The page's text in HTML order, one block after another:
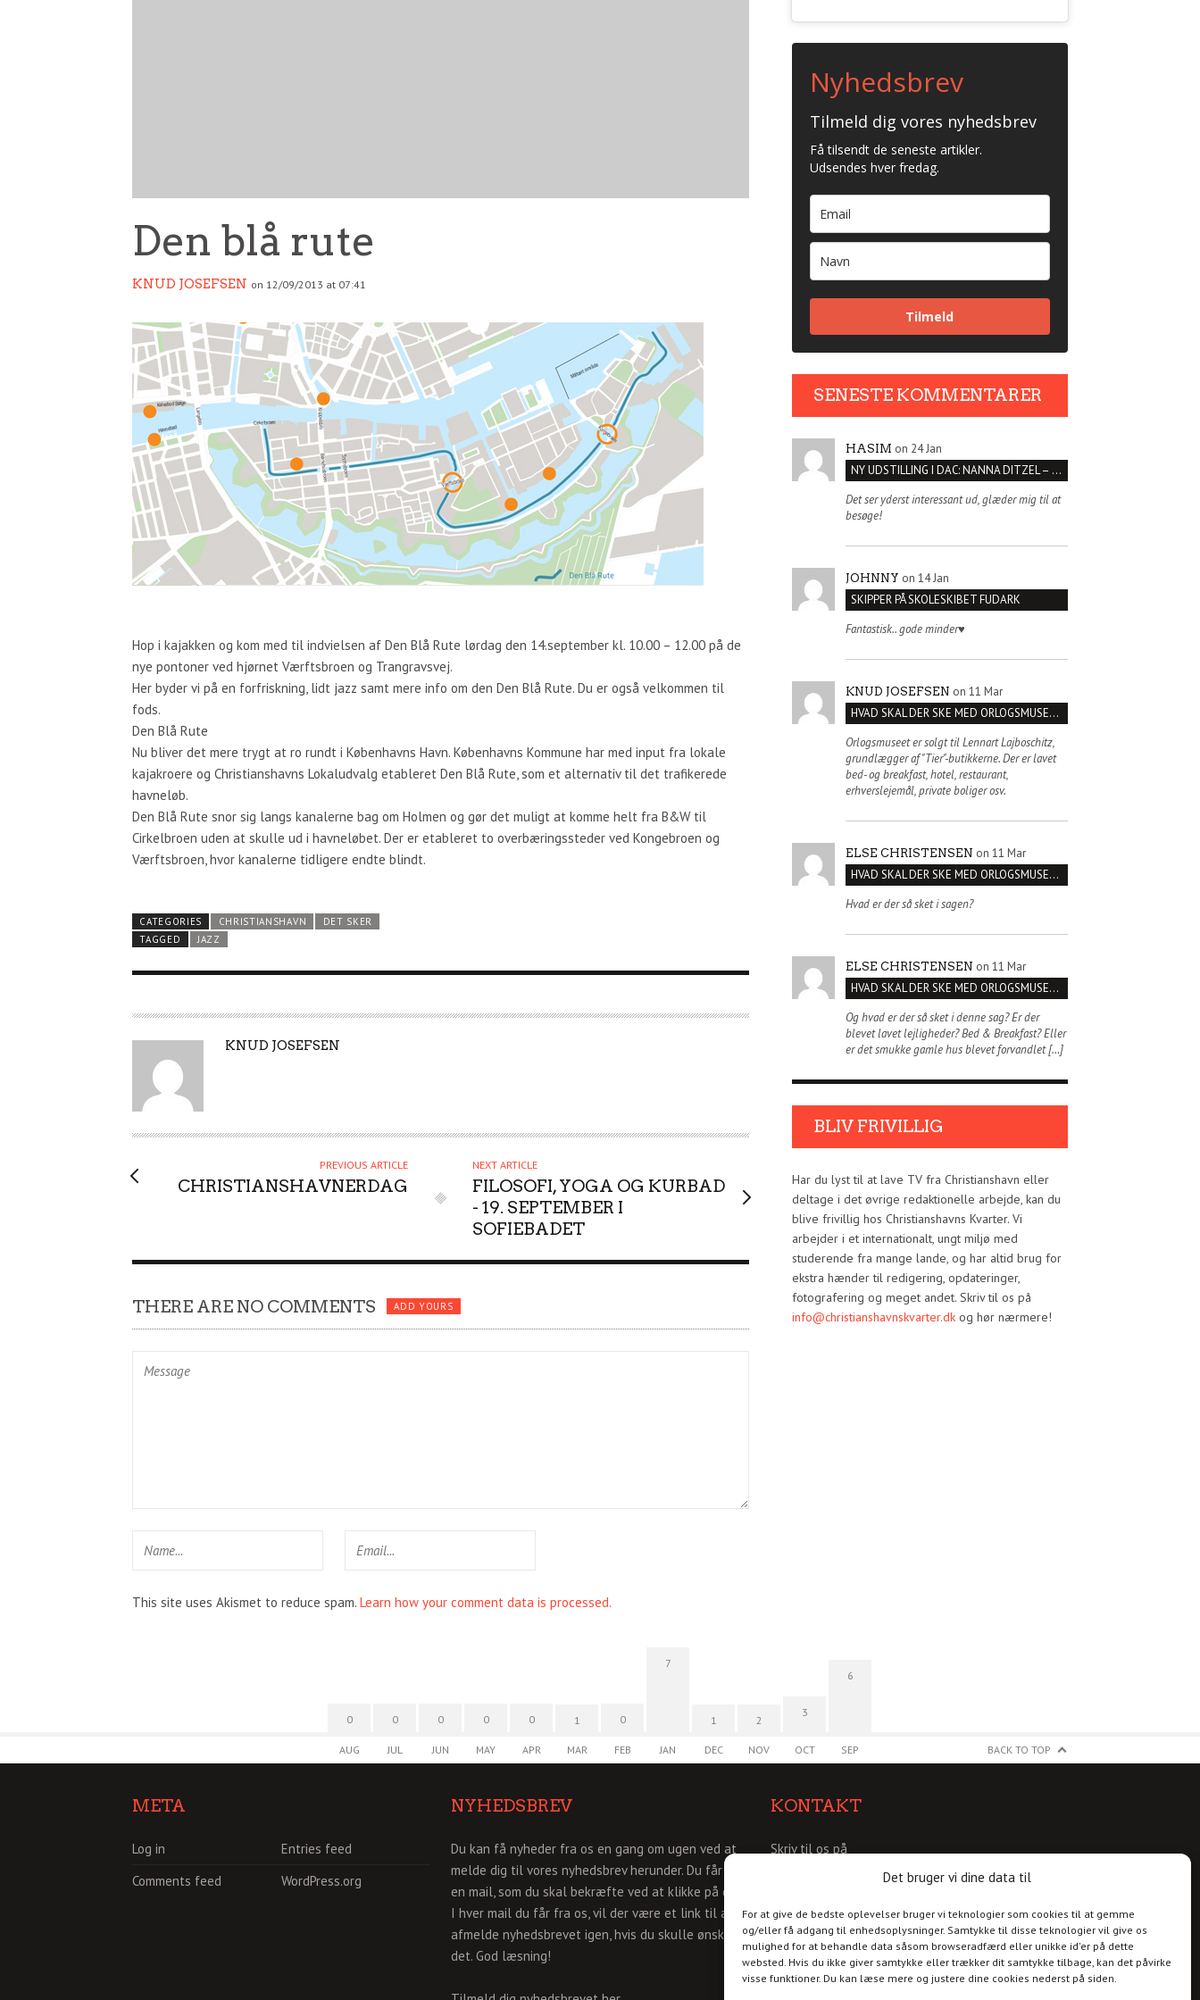
Det bruger vi dine data til
For at give de bedste oplevelser bruger vi teknologier som cookies til at gemme
og/eller få adgang til enhedsoplysninger. Samtykke til disse teknologier vil give os
mulighed for at behandle data såsom browseradfærd eller unikke id'er på dette
websted. Hvis du ikke giver samtykke eller trækker dit samtykke tilbage, kan det påvirke
visse funktioner. Du kan læse mere og justere dine cookies nederst på siden.
Den blå rute
KNUD JOSEFSEN on 12/09/2013 at 07:41
Hop i kajakken og kom med til indvielsen af Den Blå Rute lørdag den 14.september kl. 10.00 – 12.00 på de
nye pontoner ved hjørnet Værftsbroen og Trangravsvej.
Her byder vi på en forfriskning, lidt jazz samt mere info om den Den Blå Rute. Du er også velkommen til
fods.
Den Blå Rute
Nu bliver det mere trygt at ro rundt i Københavns Havn. Københavns Kommune har med input fra lokale
kajakroere og Christianshavns Lokaludvalg etableret Den Blå Rute, som et alternativ­ til det trafikerede
havneløb.
Den Blå Rute snor sig langs kanalerne bag om Holmen og gør det muligt at komme helt fra B&W til
Cirkelbroen uden at skulle ud i havneløbet. Der er etableret to overbæringssteder ved Kongebroen og
Værftsbroen, hvor kanalerne tidligere endte blindt.
CATEGORIES CHRISTIANSHAVN
DET SKER
TAGGED
JAZZ
A
O
KNUD JOSEFSEN
PREVIOUS ARTICLE
CHRISTIANSHAVNERDAG
NEXT ARTICLE
FILOSOFI, YOGA OG KURBAD
- 19. SEPTEMBER I
SOFIEBADET
THERE ARE NO COMMENTS ADD YOURS
This site uses Akismet to reduce spam. Learn how your comment data is processed.
Nyhedsbrev
Tilmeld dig vores nyhedsbrev
Få tilsendt de seneste artikler.
Udsendes hver fredag.
Tilmeld
SENESTE KOMMENTARER
HASIM on 24 Jan
NY UDSTILLING I DAC: NANNA DITZEL – SÆT KROPPEN FRI
Det ser yderst interessant ud, glæder mig til at
besøge!
JOHNNY on 14 Jan
SKIPPER PÅ SKOLESKIBET FUDARK
Fantastisk.. gode minder♥️
KNUD JOSEFSEN on 11 Mar
HVAD SKAL DER SKE MED ORLOGSMUSEET?
Orlogsmuseet er solgt til Lennart Lajboschitz,
grundlægger af "Tier"-butikkerne. Der er lavet
bed- og breakfast, hotel, restaurant,
erhverslejemål, private boliger osv.
ELSE CHRISTENSEN on 11 Mar
HVAD SKAL DER SKE MED ORLOGSMUSEET?
Hvad er der så sket i sagen?
ELSE CHRISTENSEN on 11 Mar
HVAD SKAL DER SKE MED ORLOGSMUSEET?
Og hvad er der så sket i denne sag? Er der
blevet lavet lejligheder? Bed & Breakfast? Eller
er det smukke gamle hus blevet forvandlet […]
BLIV FRIVILLIG
Har du lyst til at lave TV fra Christianshavn eller
deltage i det øvrige redaktionelle arbejde, kan du
blive frivillig hos Christianshavns Kvarter. Vi
arbejder i et internationalt, ungt miljø med
studerende fra mange lande, og har altid brug for
ekstra hænder til redigering, opdateringer,
fotografering og meget andet. Skriv til os på
info@christianshavnskvarter.dkog hør nærmere!
0
AUG
0
JUL
0
JUN
0
MAY
0
APR
1
MAR
0
FEB
7
JAN
1
DEC
2
NOV
3
OCT
6
SEP BACK TO TOP
META
Log in
Entries feed
Comments feed
WordPress.org
NYHEDSBREV
Du kan få nyheder fra os en gang om ugen ved at
melde dig til vores nyhedsbrev herunder. Du får så
en mail, som du skal bekræfte ved at klikke på den.
I hver mail du får fra os, vil der være et link til af
afmelde nyhedsbrevet igen, hvis du skulle ønske
det. God læsning!
KONTAKT
Skriv til os på
info@christianshavnskvarter.dk